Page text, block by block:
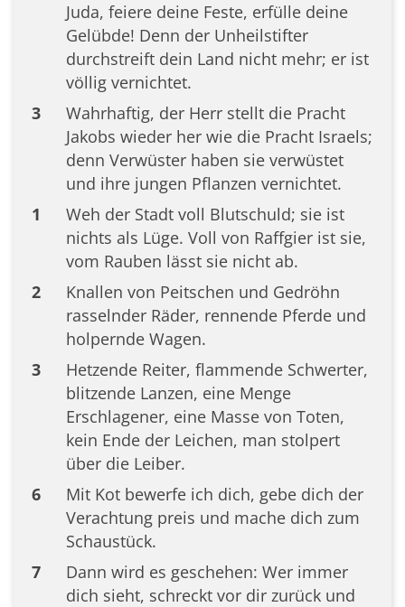
Juda, feiere deine Feste, erfülle deine
Gelübde! Denn der Unheilstifter
durchstreift dein Land nicht mehr; er ist
völlig vernichtet.
3
Wahrhaftig, der Herr stellt die Pracht
Jakobs wieder her wie die Pracht Israels;
denn Verwüster haben sie verwüstet
und ihre jungen Pflanzen vernichtet.
1
Weh der Stadt voll Blutschuld; sie ist
nichts als Lüge. Voll von Raffgier ist sie,
vom Rauben lässt sie nicht ab.
2
Knallen von Peitschen und Gedröhn
rasselnder Räder, rennende Pferde und
holpernde Wagen.
3
Hetzende Reiter, flammende Schwerter,
blitzende Lanzen, eine Menge
Erschlagener, eine Masse von Toten,
kein Ende der Leichen, man stolpert
über die Leiber.
6
Mit Kot bewerfe ich dich, gebe dich der
Verachtung preis und mache dich zum
Schaustück.
7
Dann wird es geschehen: Wer immer
dich sieht, schreckt vor dir zurück und